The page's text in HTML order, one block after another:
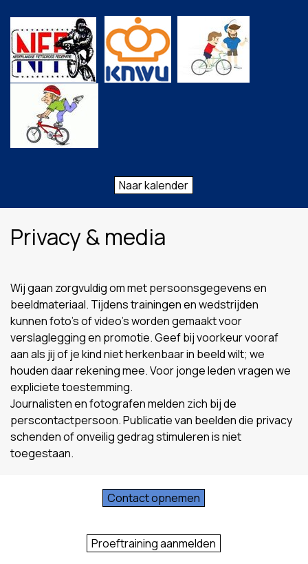
Naar kalender
Privacy & media
Wij gaan zorgvuldig om met persoonsgegevens en
beeldmateriaal. Tijdens trainingen en wedstrijden
kunnen foto’s of video’s worden gemaakt voor
verslaglegging en promotie. Geef bij voorkeur vooraf
aan als jij of je kind niet herkenbaar in beeld wilt; we
houden daar rekening mee. Voor jonge leden vragen we
expliciete toestemming.
Journalisten en fotografen melden zich bij de
perscontactpersoon. Publicatie van beelden die privacy
schenden of onveilig gedrag stimuleren is niet
toegestaan.
Contact opnemen
Proeftraining aanmelden